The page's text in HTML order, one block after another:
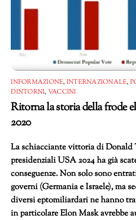
INFORMAZIONE, INTERNAZIONALE,
DINTORNI, VACCINI
Ritorna la storia della frode
2020
La schiacciante vittoria di Donald
presidenziali USA 2024 ha già
conseguenze. Non solo sono
governi (Germania e Israele), ma
diversi eptomiliardari ne hanno
in particolare Elon Mask avrebbe